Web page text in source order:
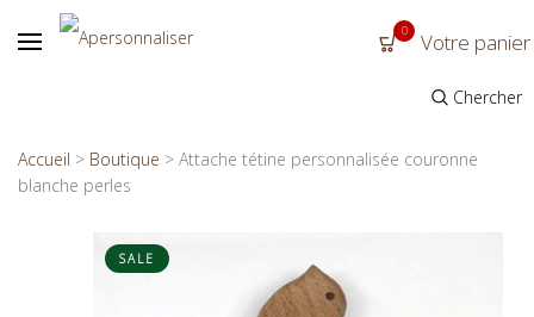
0 Votre panier
Chercher
Accueil > Boutique > Attache tétine personnalisée couronne
blanche perles
SALE